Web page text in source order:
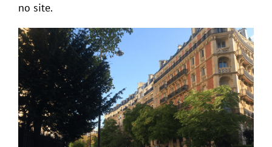
no site.